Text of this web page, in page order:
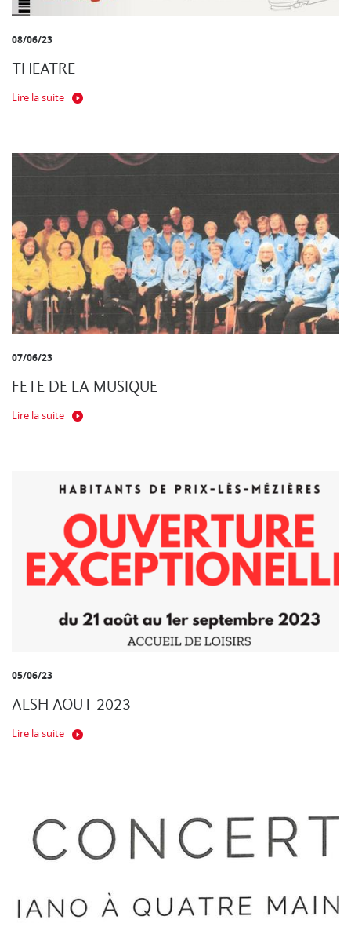
08/06/23
THEATRE
Lire la suite
07/06/23
FETE DE LA MUSIQUE
Lire la suite
05/06/23
ALSH AOUT 2023
Lire la suite